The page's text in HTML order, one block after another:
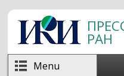
Перейти к основному
РАН
Menu